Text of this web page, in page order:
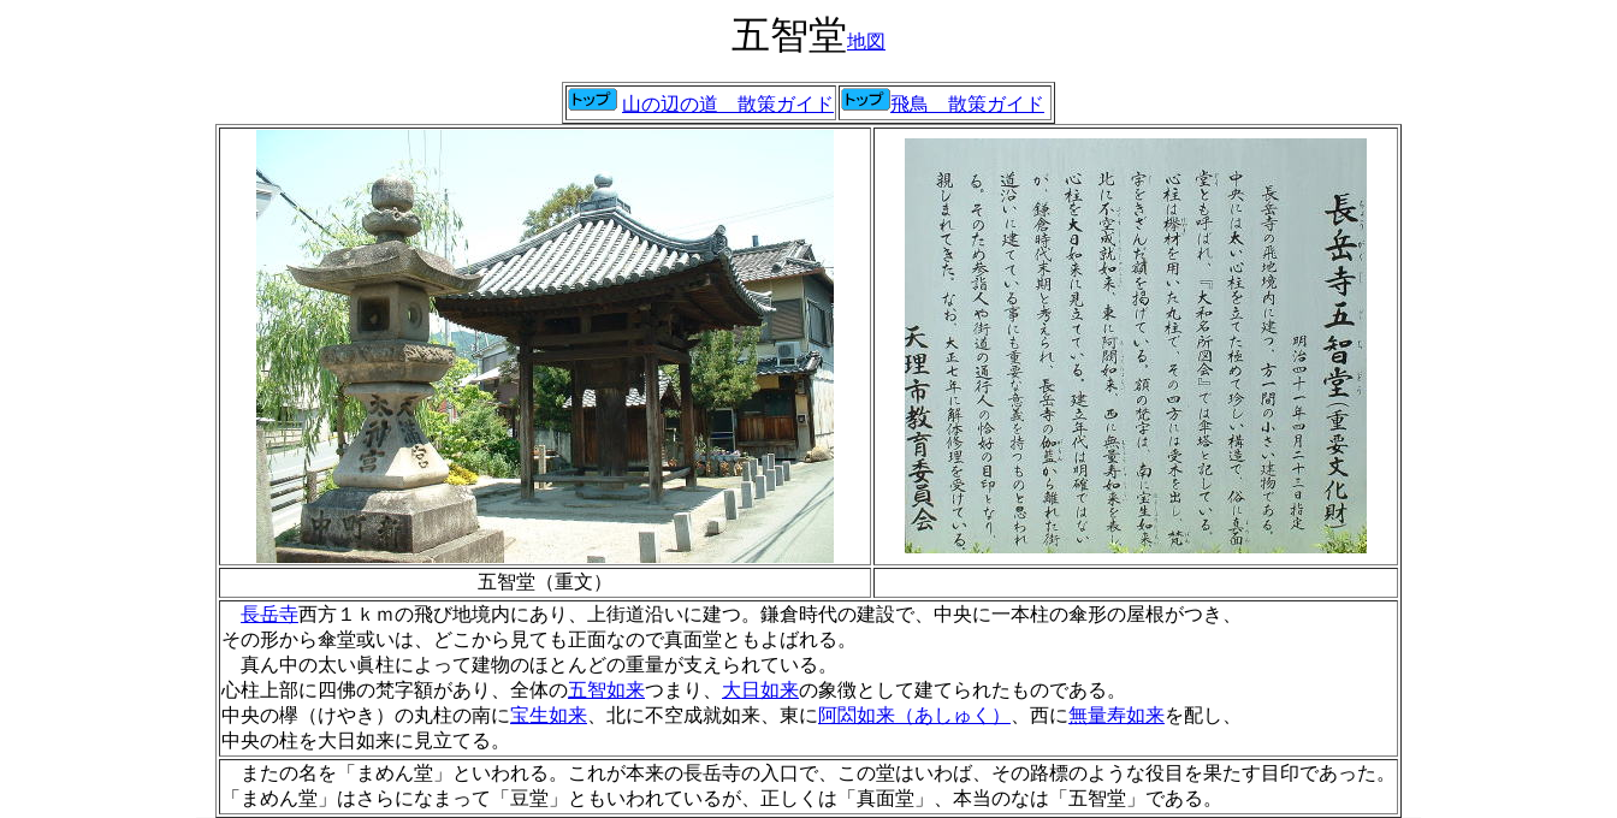
五智堂地図
山の辺の道 散策ガイド 飛鳥 散策ガイド
五智堂（重文）
長岳寺西方１ｋｍの飛び地境内にあり、上街道沿いに建つ。鎌倉時代の建設で、中央に一本柱の傘形の屋根がつき、
その形から傘堂或いは、どこから見ても正面なので真面堂ともよばれる。
真ん中の太い眞柱によって建物のほとんどの重量が支えられている。
心柱上部に四佛の梵字額があり、全体の五智如来つまり、 大日如来の象徴として建てられたものである。
中央の欅（けやき）の丸柱の南に宝生如来 、北に不空成就如来、東に 阿閦如来（あしゅく） 、西に無量寿如来を配し、
中央の柱を大日如来に見立てる。
またの名を「まめん堂」といわれる。これが本来の長岳寺の入口で、この堂はいわば、その路標のような役目を果たす目印であった。
「まめん堂」はさらになまって「豆堂」ともいわれているが、正しくは「真面堂」、本当のなは「五智堂」である。